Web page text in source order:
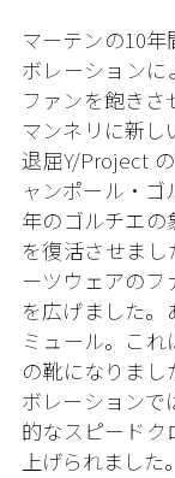
マーテンの10
ボレーションに
ファンを飽き
マンネリに新し
退屈Y/Project
ャンポール・ゴ
年のゴルチエの
を復活させま
ーツウェアの
を広げました。
ミュール。こ
の靴になりまし
ボレーションで
的なスピードク
上げられました。